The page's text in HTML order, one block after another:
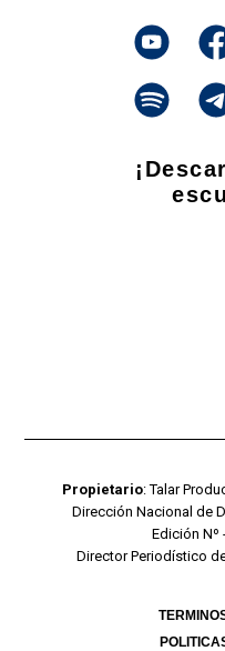
Propietario: Talar
Dirección Nacional de
Edición Nº
Director Periodístico